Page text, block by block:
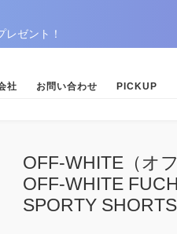
ゼント！
社 お問い合わせ PICKUP
OFF-WHITE（オ
OFF-WHITE
SPORTY SHORTS